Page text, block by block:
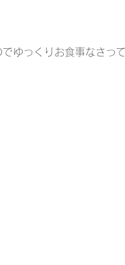
ゆっくりお食事なさっ